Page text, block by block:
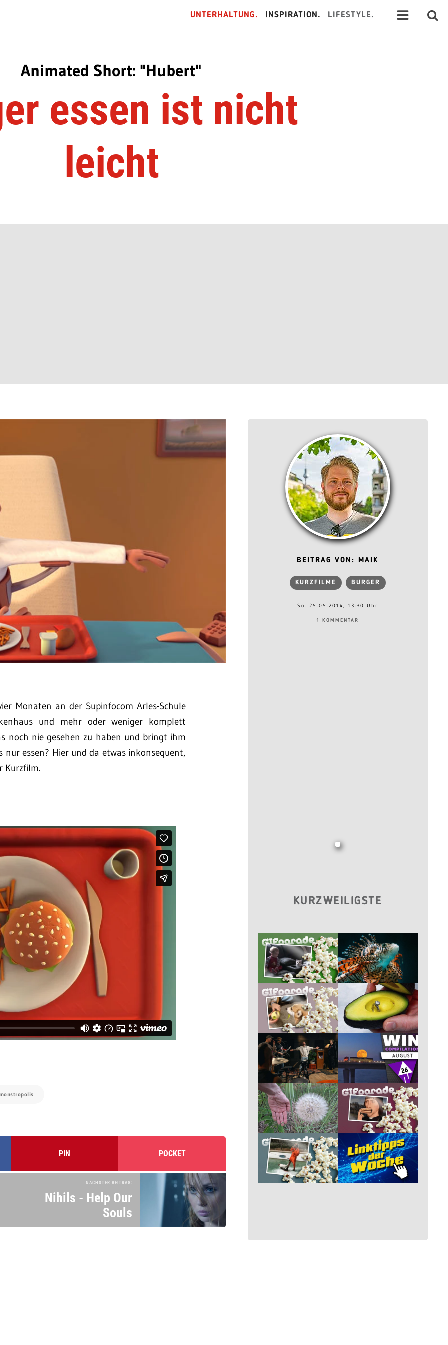
UNTERHALTUNG. INSPIRATION. LIFESTYLE.
Animated Short: "Hubert"
essen ist nicht
leicht
Monaten an der Supinfocom Arles-Schule
und mehr oder weniger komplett
noch nie gesehen zu haben und bringt ihm
nur essen? Hier und da etwas inkonsequent,
Kurzfilm.
PIN POCKET
NÄCHSTER BEITRAG:
Nihils - Help Our
Souls
BEITRAG VON: MAIK
KURZFILME BURGER
So. 25.05.2014, 13:30 Uhr
1 KOMMENTAR
KURZWEILIGSTE